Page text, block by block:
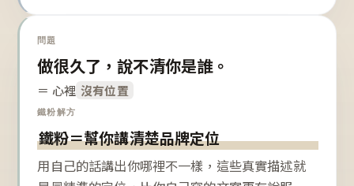
問題
做很久了，說不清你是誰。
＝ 心裡 沒有位置
鐵粉解方
鐵粉＝幫你講清楚品牌定位
用自己的話講出你哪裡不一樣，這些真實描述就